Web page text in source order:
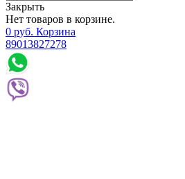
Закрыть
Нет товаров в корзине.
0 руб. Корзина
89013827278